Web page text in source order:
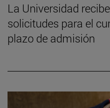
La Universidad
solicitudes para el
plazo de admisión